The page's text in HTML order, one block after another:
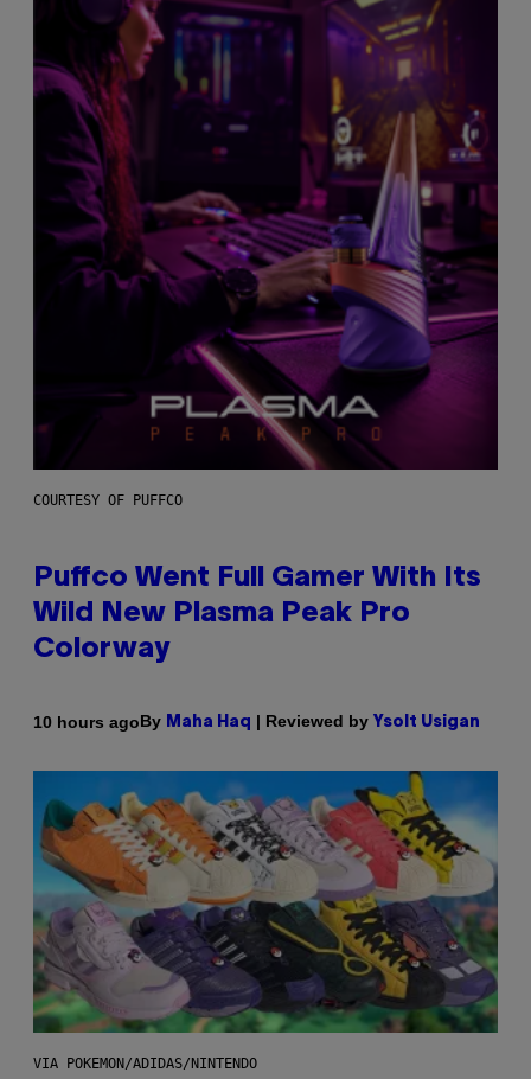
COURTESY OF PUFFCO
Puffco Went Full Gamer With Its
Wild New Plasma Peak Pro
Colorway
10 hours agoBy Maha Haq | Reviewed by Ysolt Usigan
VIA POKEMON/ADIDAS/NINTENDO